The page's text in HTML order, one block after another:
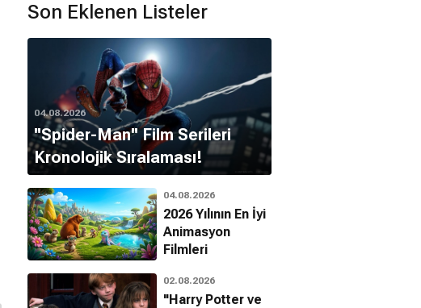
Son Eklenen Listeler
04.08.2026
''Spider-Man'' Film Serileri
Kronolojik Sıralaması!
04.08.2026
2026 Yılının En İyi
Animasyon
Filmleri
02.08.2026
"Harry Potter ve